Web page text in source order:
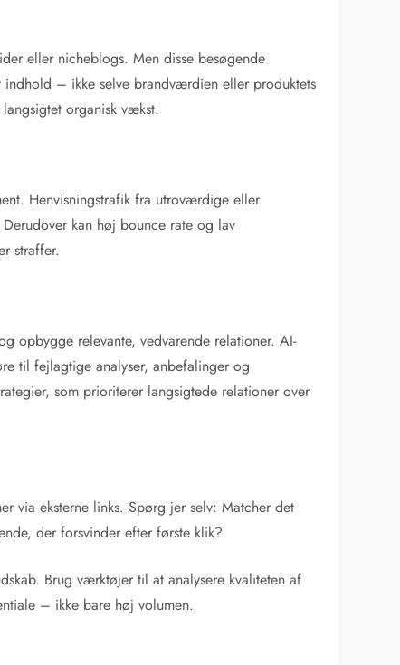
eller nicheblogs. Men disse besøgende
– ikke selve brandværdien eller produktets
organisk vækst.
Henvisningstrafik fra utroværdige eller
kan høj bounce rate og lav
straffer.
opbygge relevante, vedvarende relationer. AI-
til fejlagtige analyser, anbefalinger og
som prioriterer langsigtede relationer over
via eksterne links. Spørg jer selv: Matcher det
der forsvinder efter første klik?
Brug værktøjer til at analysere kvaliteten af
– ikke bare høj volumen.